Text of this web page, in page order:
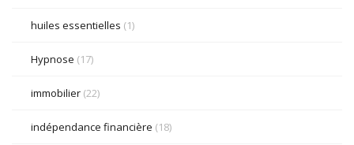
huiles essentielles (1)
Hypnose (17)
immobilier (22)
indépendance financière (18)